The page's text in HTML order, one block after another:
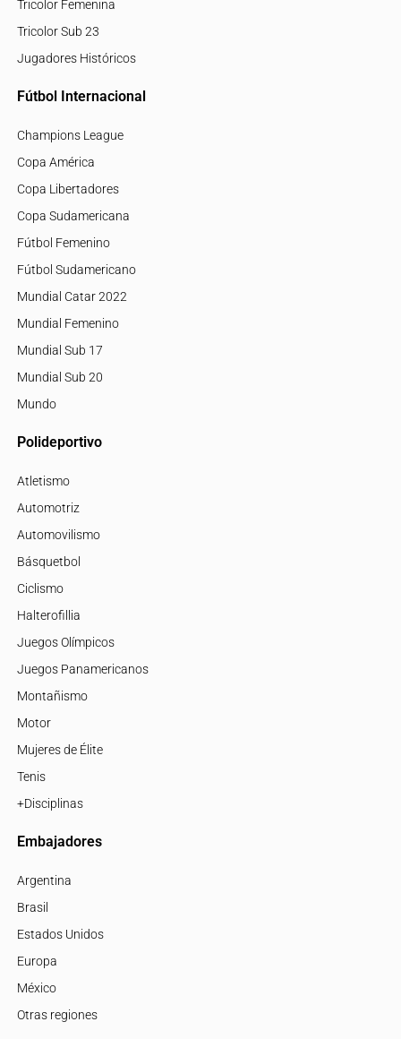
Tricolor Femenina
Tricolor Sub 23
Jugadores Históricos
Fútbol Internacional
Champions League
Copa América
Copa Libertadores
Copa Sudamericana
Fútbol Femenino
Fútbol Sudamericano
Mundial Catar 2022
Mundial Femenino
Mundial Sub 17
Mundial Sub 20
Mundo
Polideportivo
Atletismo
Automotriz
Automovilismo
Básquetbol
Ciclismo
Halterofillia
Juegos Olímpicos
Juegos Panamericanos
Montañismo
Motor
Mujeres de Élite
Tenis
+Disciplinas
Embajadores
Argentina
Brasil
Estados Unidos
Europa
México
Otras regiones